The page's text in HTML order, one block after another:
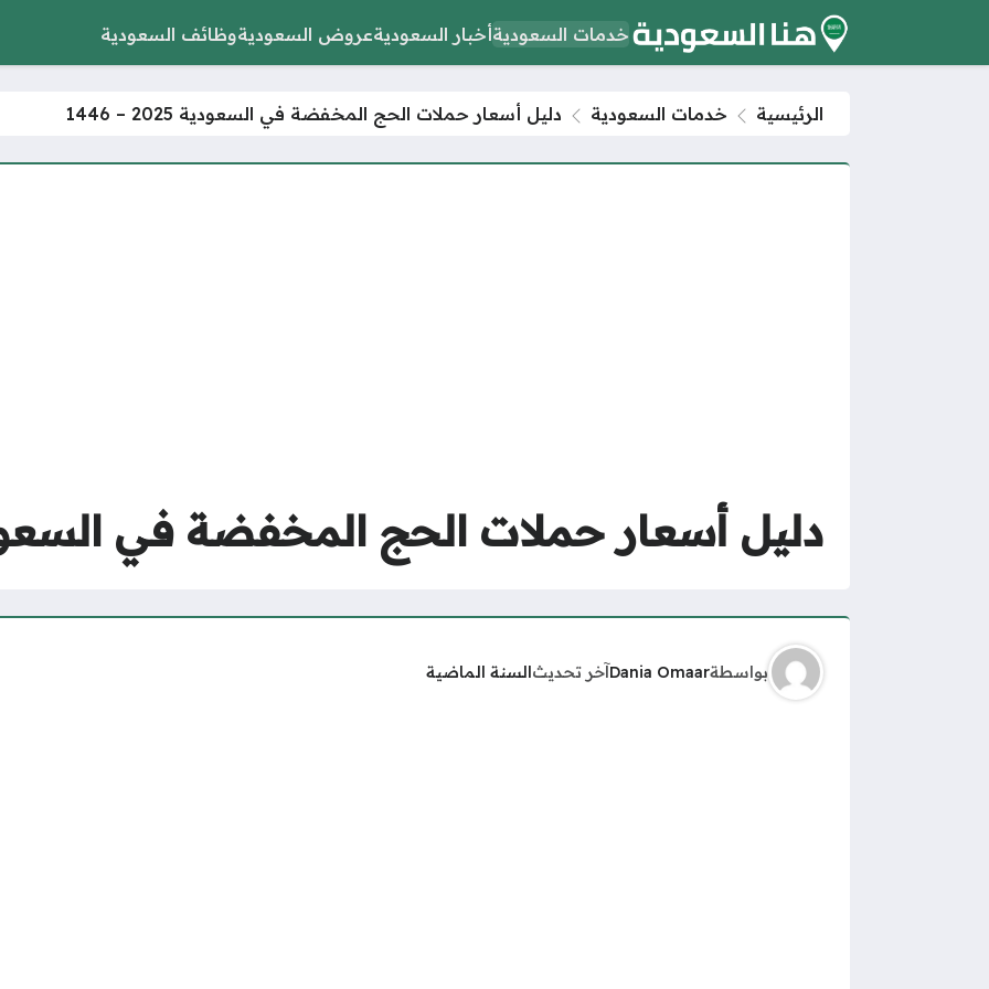
خدمات السعوديةأخبار السعوديةعروض السعوديةوظائف السعودية
الرئيسية خدمات السعودية دليل أسعار حملات الحج المخفضة في السعودية 2025 – 1446
دليل أسعار حملات الحج المخفضة في السعودية 2025
بواسطةDania Omaarآخر تحديثالسنة الماضية